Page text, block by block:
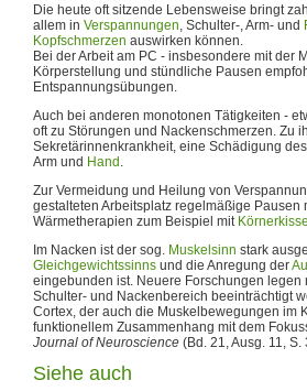
Die heute oft sitzende Lebensweise bringt
allem in Verspannungen, Schulter-, Arm- und
Kopfschmerzen auswirken können.
Bei der Arbeit am PC - insbesondere mit der
Körperstellung und stündliche Pausen
Entspannungsübungen.
Auch bei anderen monotonen Tätigkeiten -
oft zu Störungen und Nackenschmerzen. Zu
Sekretärinnenkrankheit, eine Schädigung
Arm und Hand .
Zur Vermeidung und Heilung von
gestalteten Arbeitsplatz regelmäßige
Wärmetherapien zum Beispiel mit
Im Nacken ist der sog. Muskelsinn stark
Gleichgewichtssinns und die Anregung der
eingebunden ist. Neuere Forschungen legen
Schulter- und Nackenbereich beeinträchtigt
Cortex, der auch die Muskelbewegungen im
funktionellem Zusammenhang mit dem
Journal of Neuroscience (Bd. 21, Ausg. 11, S.
Siehe auch